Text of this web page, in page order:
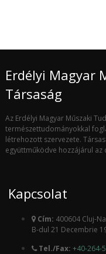
Erdélyi Magyar
Társaság
Az Erdélyi Magyar Műszaki
természettudományokkal
létrehozott szervezete.
együttműködve hozzájárul
Kapcsolat
Cím: 400604 Cluj-
B-dul 21 Decembrie
Tel./Fax: +40-264-